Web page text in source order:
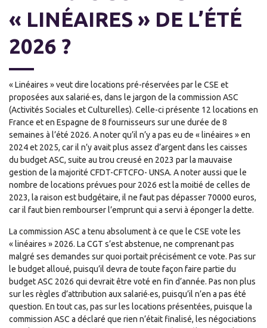
« LINÉAIRES » DE L’ÉTÉ
2026 ?
« Linéaires » veut dire locations pré-réservées par le CSE et
proposées aux salarié·es, dans le jargon de la commission ASC
(Activités Sociales et Culturelles). Celle-ci présente 12 locations en
France et en Espagne de 8 fournisseurs sur une durée de 8
semaines à l’été 2026. A noter qu’il n’y a pas eu de « linéaires » en
2024 et 2025, car il n’y avait plus assez d’argent dans les caisses
du budget ASC, suite au trou creusé en 2023 par la mauvaise
gestion de la majorité CFDT-CFTCFO- UNSA. A noter aussi que le
nombre de locations prévues pour 2026 est la moitié de celles de
2023, la raison est budgétaire, il ne faut pas dépasser 70000 euros,
car il faut bien rembourser l’emprunt qui a servi à éponger la dette.
La commission ASC a tenu absolument à ce que le CSE vote les
« linéaires » 2026. La CGT s’est abstenue, ne comprenant pas
malgré ses demandes sur quoi portait précisément ce vote. Pas sur
le budget alloué, puisqu’il devra de toute façon faire partie du
budget ASC 2026 qui devrait être voté en fin d’année. Pas non plus
sur les règles d’attribution aux salarié·es, puisqu’il n’en a pas été
question. En tout cas, pas sur les locations présentées, puisque la
commission ASC a déclaré que rien n’était finalisé, les négociations